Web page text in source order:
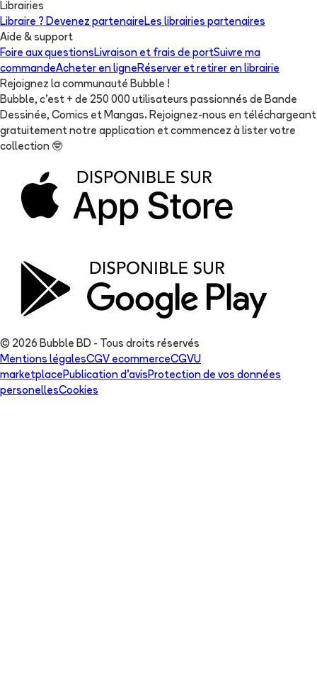
Librairies
Libraire ? Devenez partenaire Les librairies partenaires
Aide & support
Foire aux questions Livraison et frais de portSuivre ma
commandeAcheter en ligne Réserver et retirer en librairie
Rejoignez la communauté Bubble !
Bubble, c'est + de 250 000 utilisateurs passionnés de Bande
Dessinée, Comics et Mangas. Rejoignez-nous en téléchargeant
gratuitement notre application et commencez à lister votre
collection 🤓
© 2026 Bubble BD - Tous droits réservés
Mentions légalesCGV ecommerceCGVU
marketplace Publication d'avis Protection de vos données
personellesCookies